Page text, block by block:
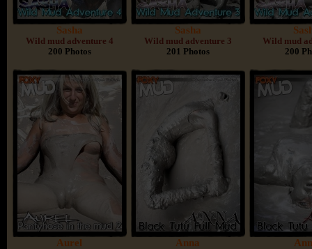
Sasha
Wild mud adventure 4
200 Photos
Sasha
Wild mud adventure 3
201 Photos
Wild mud
200
Aurel Anna